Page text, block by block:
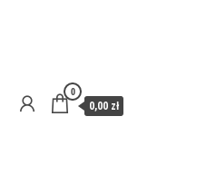
0
0,00 zł